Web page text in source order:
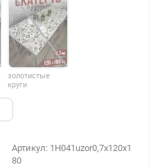
золотистые
круги
Артикул: 1H041uzor0,7x120x1
80